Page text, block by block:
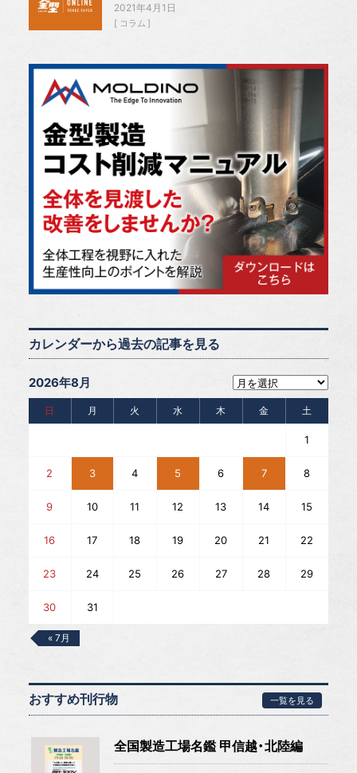
2021年4月1日
コラム
カレンダーから過去の記事を見る
2026年8月
日 月 火 水 木 金 土
1
2 3 4 5 6 7 8
9 10 11 12 13 14 15
16 17 18 19 20 21 22
23 24 25 26 27 28 29
30 31
« 7月
おすすめ刊行物 一覧を見る
全国製造工場名鑑 甲信越・北陸編